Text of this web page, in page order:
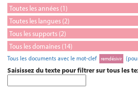
Tous les documents avec le mot-clef remdésivir
Saisissez du texte pour filtrer sur tous les